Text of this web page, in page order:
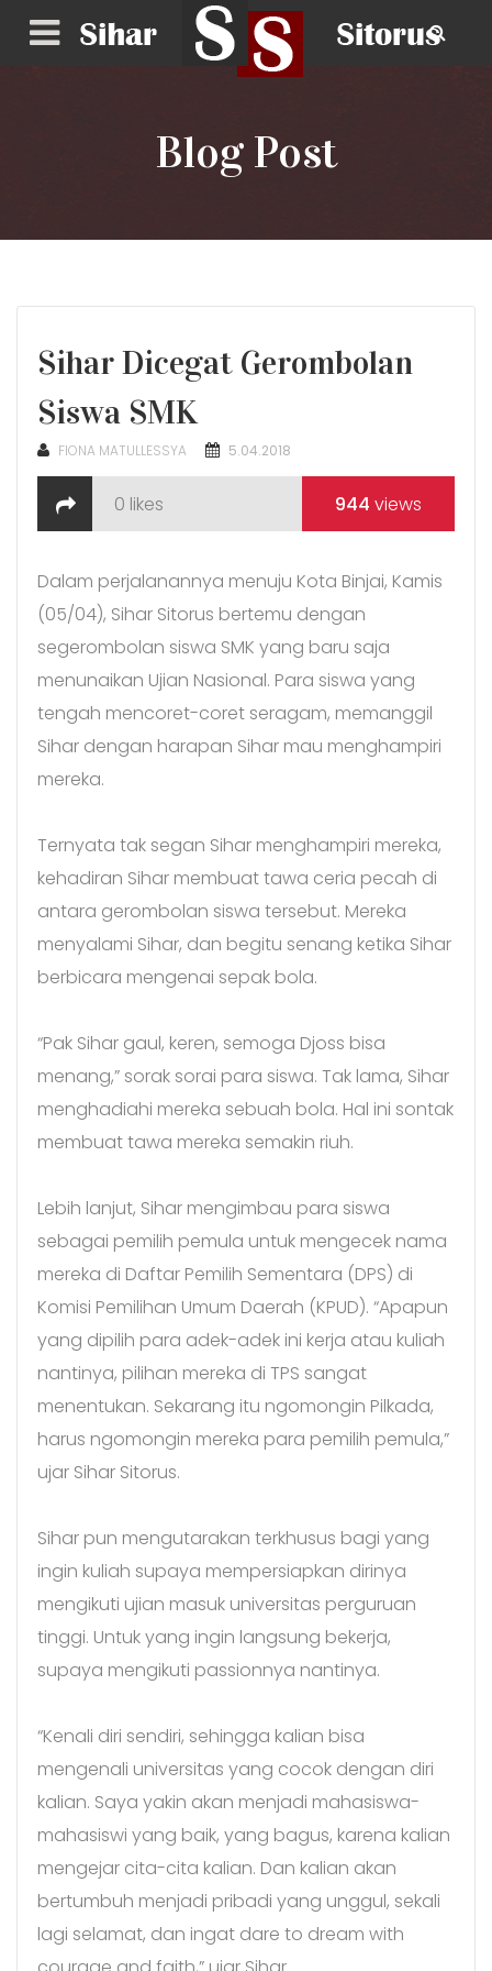
Blog Post
Sihar Dicegat Gerombolan
Siswa SMK
FIONA MATULLESSYA
POSTED
5.04.2018
0 likes 944 views
Dalam perjalanannya menuju Kota Binjai, Kamis
(05/04), Sihar Sitorus bertemu dengan
segerombolan siswa SMK yang baru saja
menunaikan Ujian Nasional. Para siswa yang
tengah mencoret-coret seragam, memanggil
Sihar dengan harapan Sihar mau menghampiri
mereka.
Ternyata tak segan Sihar menghampiri mereka,
kehadiran Sihar membuat tawa ceria pecah di
antara gerombolan siswa tersebut. Mereka
menyalami Sihar, dan begitu senang ketika Sihar
berbicara mengenai sepak bola.
“Pak Sihar gaul, keren, semoga Djoss bisa
menang,” sorak sorai para siswa. Tak lama, Sihar
menghadiahi mereka sebuah bola. Hal ini sontak
membuat tawa mereka semakin riuh.
Lebih lanjut, Sihar mengimbau para siswa
sebagai pemilih pemula untuk mengecek nama
mereka di Daftar Pemilih Sementara (DPS) di
Komisi Pemilihan Umum Daerah (KPUD). “Apapun
yang dipilih para adek-adek ini kerja atau kuliah
nantinya, pilihan mereka di TPS sangat
menentukan. Sekarang itu ngomongin Pilkada,
harus ngomongin mereka para pemilih pemula,”
ujar Sihar Sitorus.
Sihar pun mengutarakan terkhusus bagi yang
ingin kuliah supaya mempersiapkan dirinya
mengikuti ujian masuk universitas perguruan
tinggi. Untuk yang ingin langsung bekerja,
supaya mengikuti passionnya nantinya.
“Kenali diri sendiri, sehingga kalian bisa
mengenali universitas yang cocok dengan diri
kalian. Saya yakin akan menjadi mahasiswa-
mahasiswi yang baik, yang bagus, karena kalian
mengejar cita-cita kalian. Dan kalian akan
bertumbuh menjadi pribadi yang unggul, sekali
lagi selamat, dan ingat dare to dream with